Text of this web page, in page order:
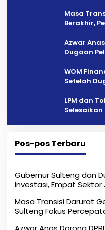
Masa
Berakhir,
Azwar
Dugaan
‎WOM
Setelah
LPM dan
Selesaikan
Pos-pos Terbaru
Gubernur Sulteng dan
Investasi, Empat Sektor
Masa Transisi Darurat
Sulteng Fokus